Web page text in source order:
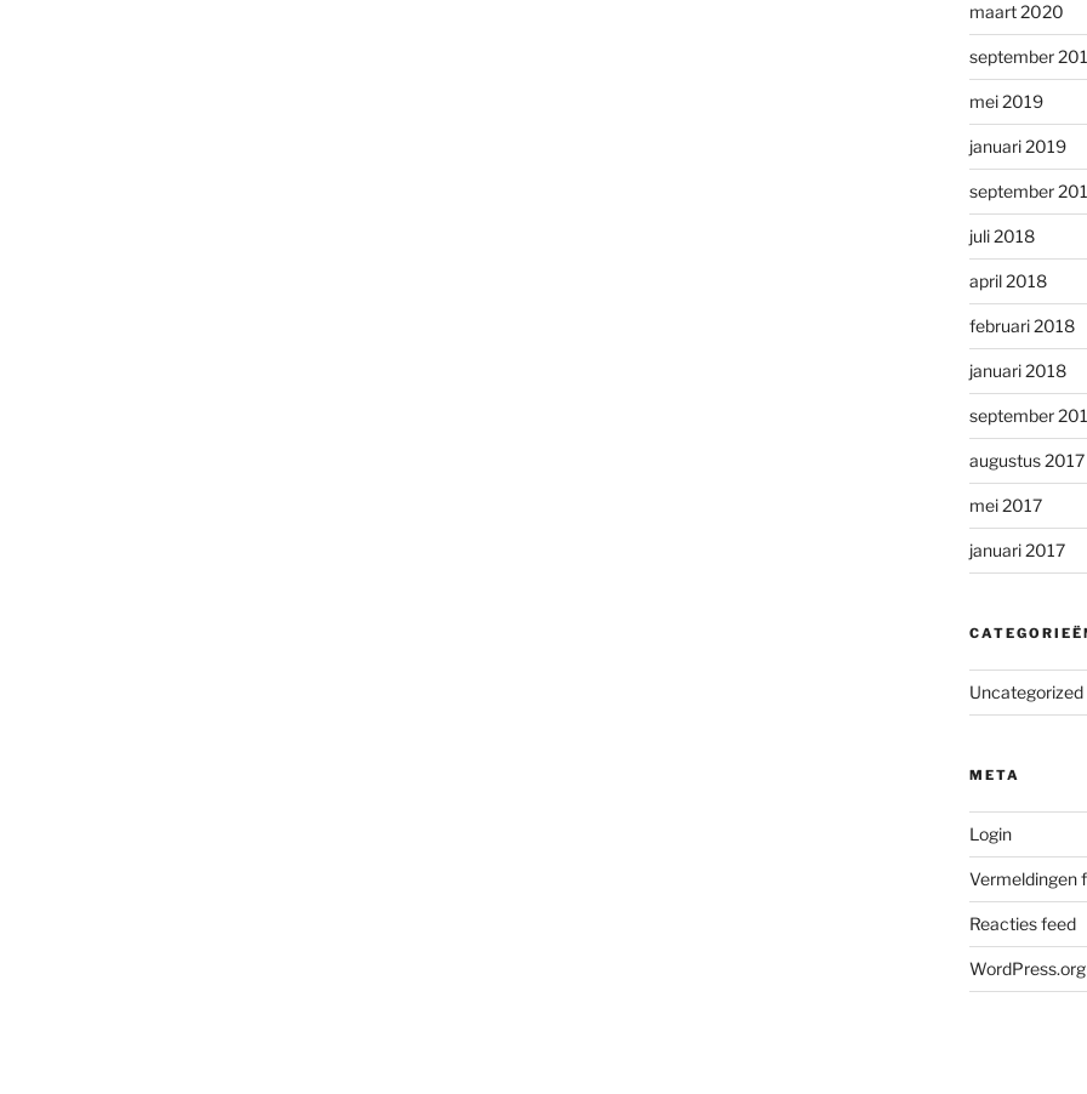
maart 2020
september
mei 2019
januari 2019
september
juli 2018
april 2018
februari 2018
januari 2018
september
augustus 2017
mei 2017
januari 2017
Uncategorized
META
Login
Vermeldingen
Reacties feed
WordPress.org